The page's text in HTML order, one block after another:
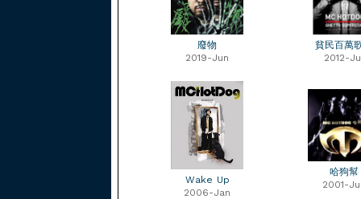
廢物
2019-Jun
貧民百萬
2012-
Wake Up
2006-Jan
哈狗幫
2001-